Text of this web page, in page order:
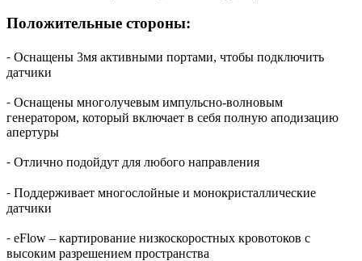
Положительные стороны:
⁃ Оснащены 3мя активными портами, чтобы подключить
датчики
⁃ Оснащены многолучевым импульсно-волновым
генератором, который включает в себя полную аподизацию
апертуры
⁃ Отлично подойдут для любого направления
⁃ Поддерживает многослойные и монокристаллические
датчики
⁃ eFlow – картирование низкоскоростных кровотоков с
высоким разрешением пространства